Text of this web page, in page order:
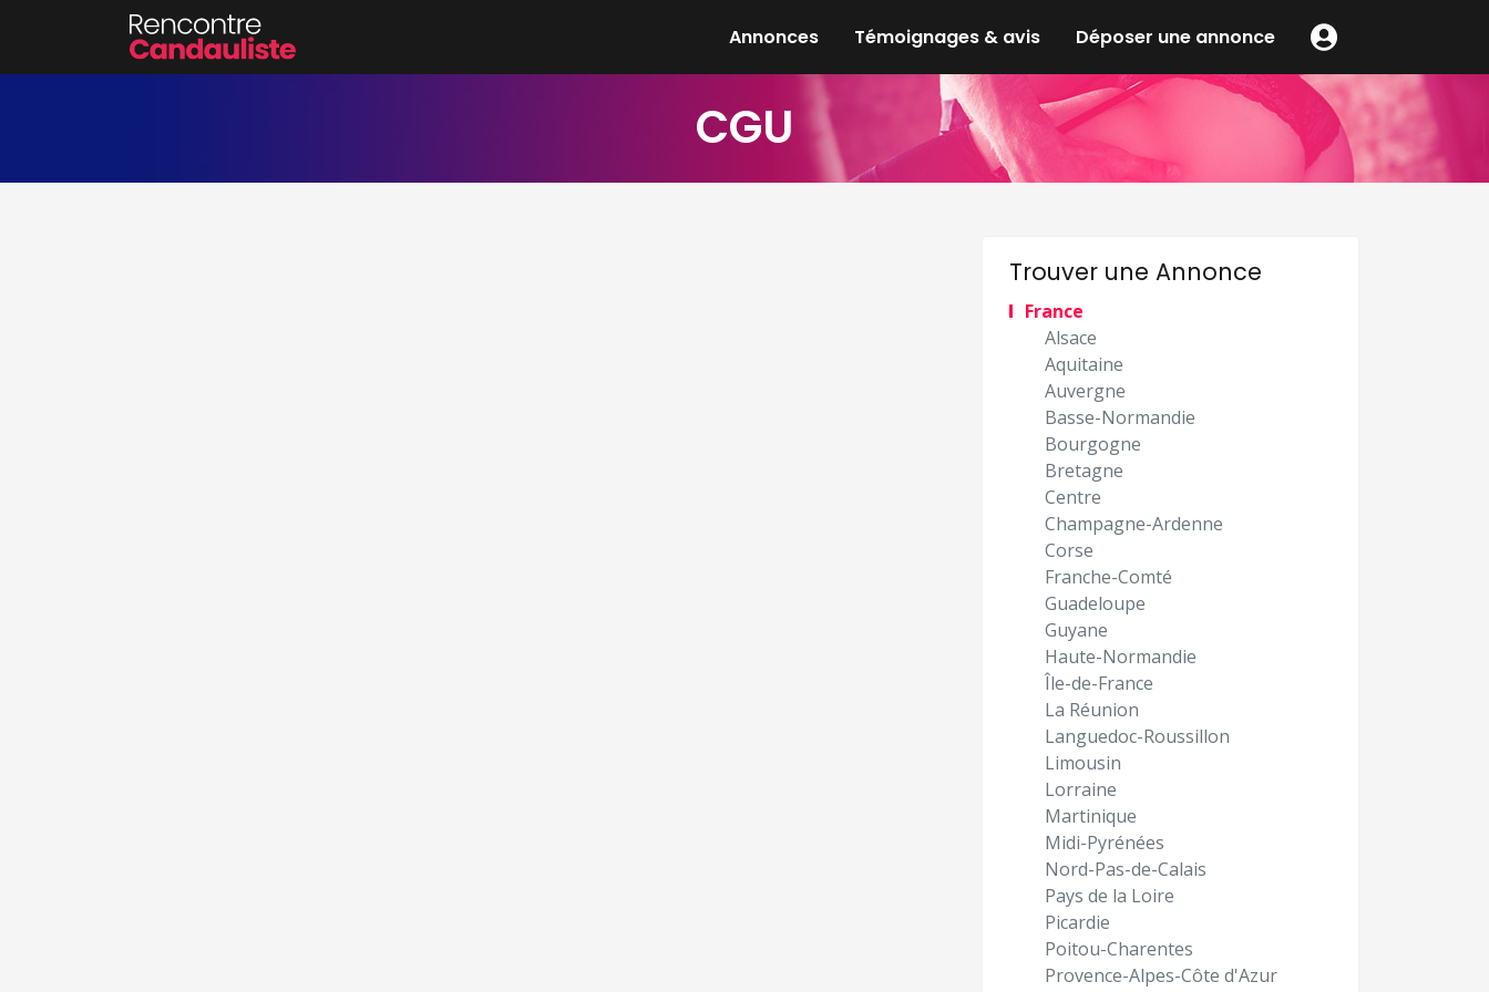
Annonces Témoignages & avis Déposer une annonce
CGU
Trouver une Annonce
France
Alsace
Aquitaine
Auvergne
Basse-Normandie
Bourgogne
Bretagne
Centre
Champagne-Ardenne
Corse
Franche-Comté
Guadeloupe
Guyane
Haute-Normandie
Île-de-France
La Réunion
Languedoc-Roussillon
Limousin
Lorraine
Martinique
Midi-Pyrénées
Nord-Pas-de-Calais
Pays de la Loire
Picardie
Poitou-Charentes
Provence-Alpes-Côte d'Azur